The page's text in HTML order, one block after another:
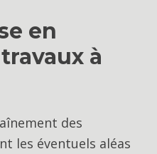
en
à
des
les éventuels aléas